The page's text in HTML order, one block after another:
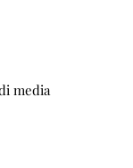
media